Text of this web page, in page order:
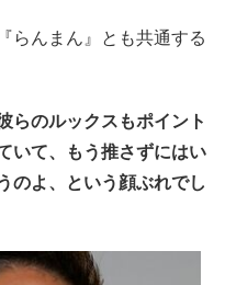
らんまん』とも共通する
らのルックスもポイント
いて、もう推さずにはい
のよ、という顔ぶれでし